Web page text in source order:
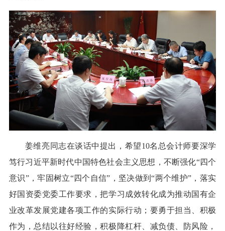
姜维亮同志在谈话中提出，希望10名总会计师要深学
笃行习近平新时代中国特色社会主义思想，不断强化“四个
意识”，牢固树立“四个自信”，坚决做到“两个维护”，落实
好国资委党委工作要求，把学习成效转化成为推动国有企
业改革发展党建各项工作的实际行动；要勇于担当、积极
作为，总结以往好经验，积极降杠杆、减负债、防风险，